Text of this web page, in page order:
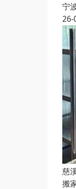
宁
26-
慈
搬